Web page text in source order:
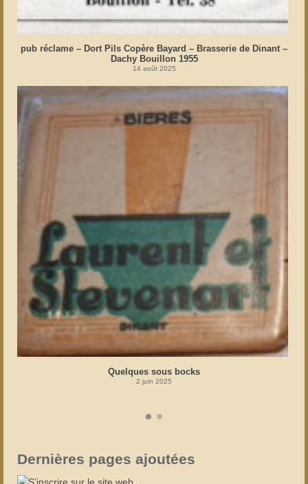
pub réclame – Dort Pils Copère Bayard – Brasserie de Dinant –
Dachy Bouillon 1955
14 août 2025
Quelques sous bocks
2 juin 2025
Dernières pages ajoutées